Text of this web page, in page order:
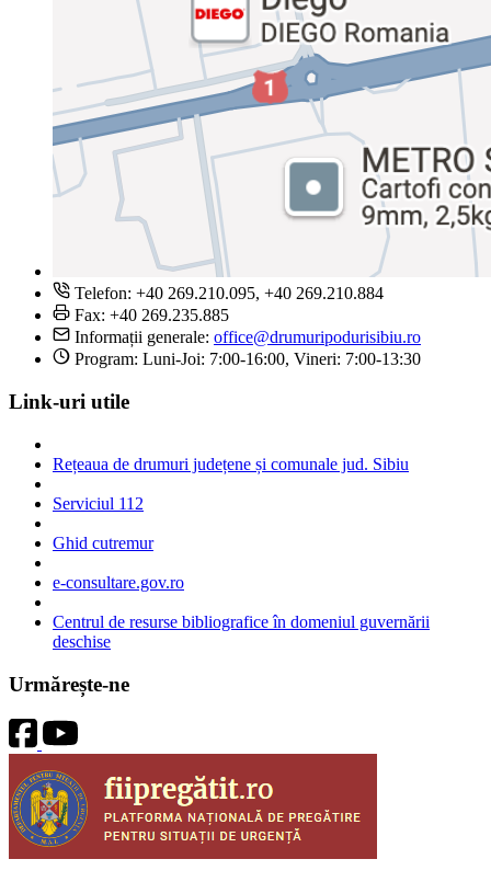
Telefon: +40 269.210.095, +40 269.210.884
Fax: +40 269.235.885
Informații generale: office@drumuripodurisibiu.ro
Program: Luni-Joi: 7:00-16:00, Vineri: 7:00-13:30
Link-uri utile
Rețeaua de drumuri județene și comunale jud. Sibiu
Serviciul 112
Ghid cutremur
e-consultare.gov.ro
Centrul de resurse bibliografice în domeniul guvernării
deschise
Urmărește-ne